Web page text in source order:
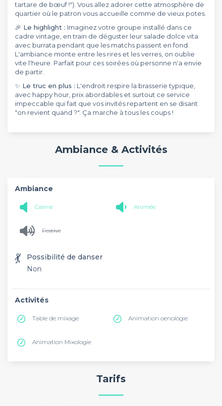
tartare de bœuf !"). Vous allez adorer cette atmosphère de
quartier où le patron vous accueille comme de vieux potes.
🎉 Le highlight : Imaginez votre groupe installé dans ce
cadre vintage, en train de déguster leur salade dolce vita
avec burrata pendant que les matchs passent en fond.
L'ambiance monte entre les rires et les verres, on oublie
vite l'heure. Parfait pour ces soirées où personne n'a envie
de partir.
✨ Le truc en plus : L'endroit respire la brasserie typique,
avec happy hour, prix abordables et surtout ce service
impeccable qui fait que vos invités repartent en se disant
"on revient quand ?". Ça marche à tous les coups !
Ambiance & Activités
Ambiance
Calme Animée
Festive
💃
Possibilité de danser
Non
Activités
Table de mixage Animation oenologie
Animation Mixologie
Tarifs